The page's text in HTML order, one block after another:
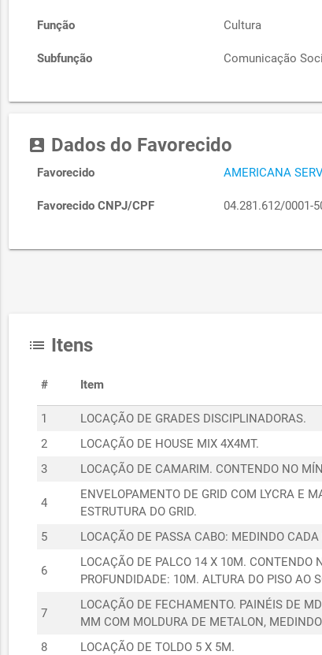
Função Cultura
Subfunção Comunicação
account_box Dados do Favorecido
Favorecido AMERICANA
Favorecido CNPJ/CPF 04.281.612/0001-
list Itens
# Item
1 LOCAÇÃO DE GRADES DISCIPLINADORAS.
2
LOCAÇÃO DE HOUSE MIX 4X4MT.
3
LOCAÇÃO DE CAMARIM. CONTENDO NO
4
ENVELOPAMENTO DE GRID COM LYCRA E
ESTRUTURA DO GRID.
5 LOCAÇÃO DE PASSA CABO: MEDINDO
6
LOCAÇÃO DE PALCO 14 X 10M.
PROFUNDIDADE: 10M. ALTURA DO PISO AO
7
LOCAÇÃO DE FECHAMENTO. PAINÉIS DE
MM COM MOLDURA DE METALON,
8 LOCAÇÃO DE TOLDO 5 X 5M.